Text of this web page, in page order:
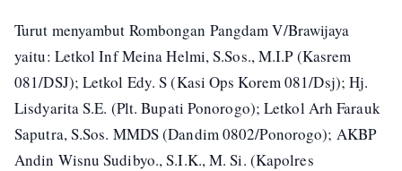
Turut menyambut Rombongan Pangdam V/Brawijaya
yaitu: Letkol Inf Meina Helmi, S.Sos., M.I.P (Kasrem
081/DSJ); Letkol Edy. S (Kasi Ops Korem 081/Dsj); Hj.
Lisdyarita S.E. (Plt. Bupati Ponorogo); Letkol Arh Farauk
Saputra, S.Sos. MMDS (Dandim 0802/Ponorogo); AKBP
Andin Wisnu Sudibyo., S.I.K., M. Si. (Kapolres